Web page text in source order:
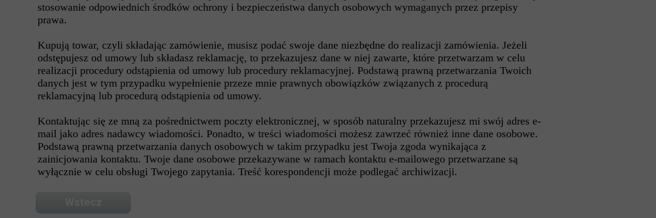
stosowanie odpowiednich środków ochrony i bezpieczeństwa danych osobowych wymaganych przez przepisy
prawa.
Kupują towar, czyli składając zamówienie, musisz podać swoje dane niezbędne do realizacji zamówienia. Jeżeli
odstępujesz od umowy lub składasz reklamację, to przekazujesz dane w niej zawarte, które przetwarzam w celu
realizacji procedury odstąpienia od umowy lub procedury reklamacyjnej. Podstawą prawną przetwarzania Twoich
danych jest w tym przypadku wypełnienie przeze mnie prawnych obowiązków związanych z procedurą
reklamacyjną lub procedurą odstąpienia od umowy.
Kontaktując się ze mną za pośrednictwem poczty elektronicznej, w sposób naturalny przekazujesz mi swój adres e-
mail jako adres nadawcy wiadomości. Ponadto, w treści wiadomości możesz zawrzeć również inne dane osobowe.
Podstawą prawną przetwarzania danych osobowych w takim przypadku jest Twoja zgoda wynikająca z
zainicjowania kontaktu. Twoje dane osobowe przekazywane w ramach kontaktu e-mailowego przetwarzane są
wyłącznie w celu obsługi Twojego zapytania. Treść korespondencji może podlegać archiwizacji.